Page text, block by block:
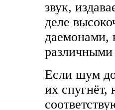
звук,
деле
даемонами,
Если шум
их спугнёт,